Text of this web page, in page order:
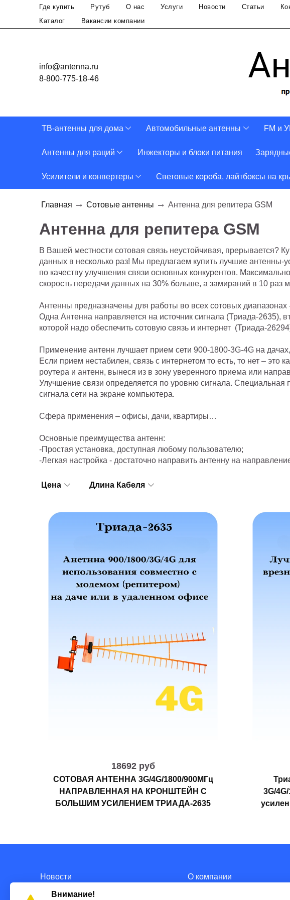
Где купить Рутуб О нас Услуги Новости Статьи
Каталог
Вакансии компании
info@antenna.ru
8-800-775-18-46
ТВ-антенны для дома Автомобильные антенны FM и
Антенны для раций Инжекторы и блоки питания
Усилители и конвертеры Световые короба, лайтбоксы на
Главная Сотовые антенны Антенна для репитера GSM
Антенна для репитера GSM
В Вашей местности сотовая связь неустойчивая, прерывается?
данных в несколько раз! Мы предлагаем купить лучшие
по качеству улучшения связи основных конкурентов.
скорость передачи данных на 30% больше, а замираний в 10 раз
Антенны предназначены для работы во всех сотовых
Одна Антенна направляется на источник сигнала (Триада-2635),
которой надо обеспечить сотовую связь и интернет (Триада-
Применение антенн лучшает прием сети 900-1800-3G-4G на
Если прием нестабилен, связь с интернетом то есть, то нет –
роутера и антенн, вынеся из в зону уверенного приема или
Улучшение связи определяется по уровню сигнала.
сигнала сети на экране компьютера.
Сфера применения – офисы, дачи, квартиры…
Основные преимущества антенн:
-Простая установка, доступная любому пользователю;
-Легкая настройка - достаточно направить антенну на
Цена Длина Кабеля
18692 руб
СОТОВАЯ АНТЕННА 3G/4G/1800/900МГц
НАПРАВЛЕННАЯ НА КРОНШТЕЙН С
БОЛЬШИМ УСИЛЕНИЕМ ТРИАДА-2635
3G/
Новости О компании
Внимание!